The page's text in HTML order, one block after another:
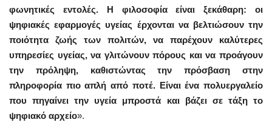
φωνητικές εντολές. Η φιλοσοφία είναι ξεκάθαρη: οι
ψηφιακές εφαρμογές υγείας έρχονται να βελτιώσουν την
ποιότητα ζωής των πολιτών, να παρέχουν καλύτερες
υπηρεσίες υγείας, να γλιτώνουν πόρους και να προάγουν
την πρόληψη, καθιστώντας την πρόσβαση στην
πληροφορία πιο απλή από ποτέ. Είναι ένα πολυεργαλείο
που πηγαίνει την υγεία μπροστά και βάζει σε τάξη το
ψηφιακό αρχείο».